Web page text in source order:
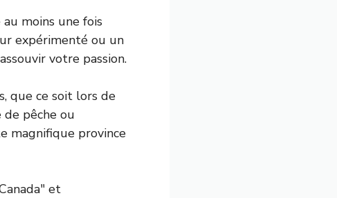
moins une fois
expérimenté ou un
votre passion.
que ce soit lors de
de pêche ou
magnifique province
et